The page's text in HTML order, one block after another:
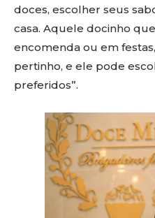
doces, escolher seus
casa. Aquele docinho
encomenda ou em
pertinho, e ele pode
preferidos”.